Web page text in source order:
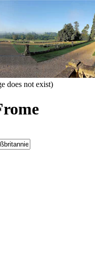
does not exist)